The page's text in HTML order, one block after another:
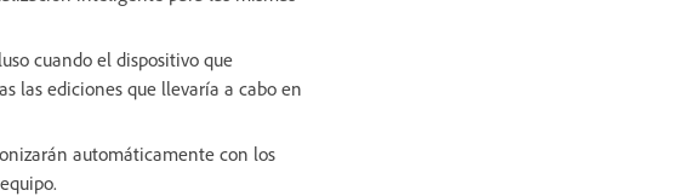
cuando el dispositivo que
las ediciones que llevaría a cabo en
automáticamente con los